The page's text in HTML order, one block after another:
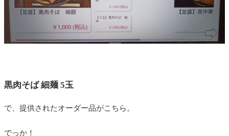
黒肉そば 細麺 5玉
で、提供されたオーダー品がこちら。
でっか！